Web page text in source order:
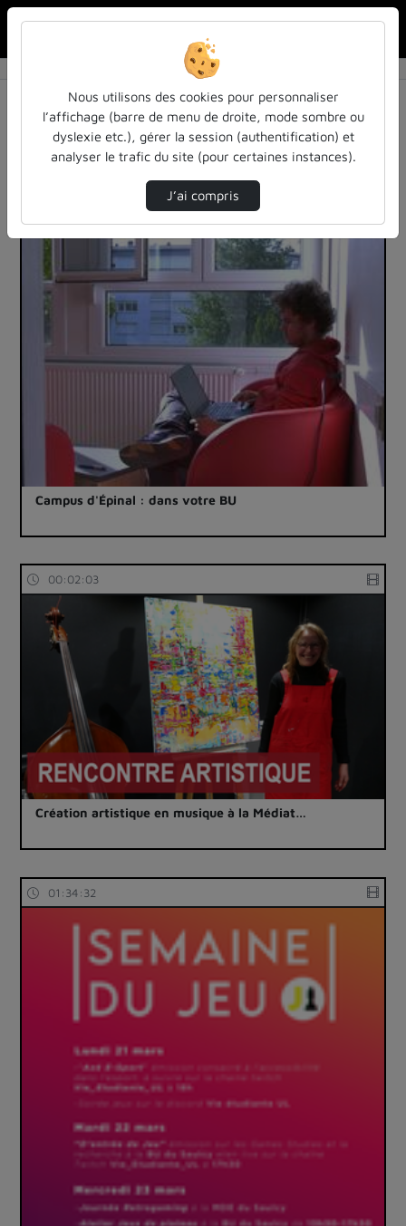
4 vidéos trouvées
Audio Vidéo Statistiques de vues
Direction de tri
00:00:44
Campus d'Épinal : dans votre BU
00:02:03
Création artistique en musique à la Médiat…
01:34:32
Nous utilisons des cookies pour personnaliser
l’affichage (barre de menu de droite, mode sombre ou
dyslexie etc.), gérer la session (authentification) et
analyser le trafic du site (pour certaines instances).
J’ai compris